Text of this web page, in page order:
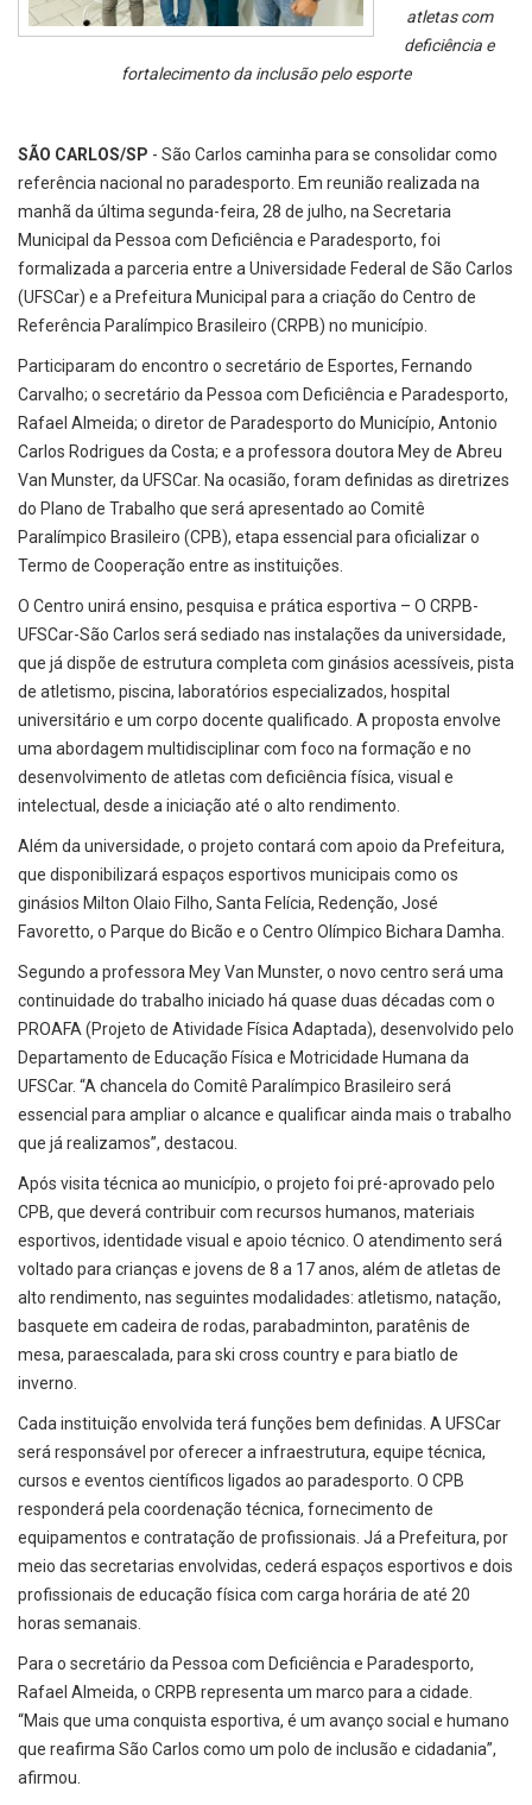
atletas com
deficiência e
fortalecimento da inclusão pelo esporte
SÃO CARLOS/SP - São Carlos caminha para se consolidar como
referência nacional no paradesporto. Em reunião realizada na
manhã da última segunda-feira, 28 de julho, na Secretaria
Municipal da Pessoa com Deficiência e Paradesporto, foi
formalizada a parceria entre a Universidade Federal de São Carlos
(UFSCar) e a Prefeitura Municipal para a criação do Centro de
Referência Paralímpico Brasileiro (CRPB) no município.
Participaram do encontro o secretário de Esportes, Fernando
Carvalho; o secretário da Pessoa com Deficiência e Paradesporto,
Rafael Almeida; o diretor de Paradesporto do Município, Antonio
Carlos Rodrigues da Costa; e a professora doutora Mey de Abreu
Van Munster, da UFSCar. Na ocasião, foram definidas as diretrizes
do Plano de Trabalho que será apresentado ao Comitê
Paralímpico Brasileiro (CPB), etapa essencial para oficializar o
Termo de Cooperação entre as instituições.
O Centro unirá ensino, pesquisa e prática esportiva – O CRPB-
UFSCar-São Carlos será sediado nas instalações da universidade,
que já dispõe de estrutura completa com ginásios acessíveis, pista
de atletismo, piscina, laboratórios especializados, hospital
universitário e um corpo docente qualificado. A proposta envolve
uma abordagem multidisciplinar com foco na formação e no
desenvolvimento de atletas com deficiência física, visual e
intelectual, desde a iniciação até o alto rendimento.
Além da universidade, o projeto contará com apoio da Prefeitura,
que disponibilizará espaços esportivos municipais como os
ginásios Milton Olaio Filho, Santa Felícia, Redenção, José
Favoretto, o Parque do Bicão e o Centro Olímpico Bichara Damha.
Segundo a professora Mey Van Munster, o novo centro será uma
continuidade do trabalho iniciado há quase duas décadas com o
PROAFA (Projeto de Atividade Física Adaptada), desenvolvido pelo
Departamento de Educação Física e Motricidade Humana da
UFSCar. “A chancela do Comitê Paralímpico Brasileiro será
essencial para ampliar o alcance e qualificar ainda mais o trabalho
que já realizamos”, destacou.
Após visita técnica ao município, o projeto foi pré-aprovado pelo
CPB, que deverá contribuir com recursos humanos, materiais
esportivos, identidade visual e apoio técnico. O atendimento será
voltado para crianças e jovens de 8 a 17 anos, além de atletas de
alto rendimento, nas seguintes modalidades: atletismo, natação,
basquete em cadeira de rodas, parabadminton, paratênis de
mesa, paraescalada, para ski cross country e para biatlo de
inverno.
Cada instituição envolvida terá funções bem definidas. A UFSCar
será responsável por oferecer a infraestrutura, equipe técnica,
cursos e eventos científicos ligados ao paradesporto. O CPB
responderá pela coordenação técnica, fornecimento de
equipamentos e contratação de profissionais. Já a Prefeitura, por
meio das secretarias envolvidas, cederá espaços esportivos e dois
profissionais de educação física com carga horária de até 20
horas semanais.
Para o secretário da Pessoa com Deficiência e Paradesporto,
Rafael Almeida, o CRPB representa um marco para a cidade.
“Mais que uma conquista esportiva, é um avanço social e humano
que reafirma São Carlos como um polo de inclusão e cidadania”,
afirmou.